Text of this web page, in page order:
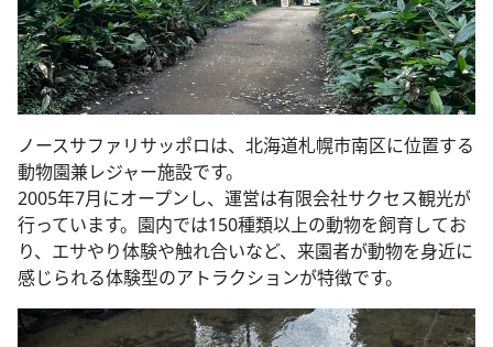
ノースサファリサッポロは、北海道札幌市南区に位置する
動物園兼レジャー施設です。
2005年7月にオープンし、運営は有限会社サクセス観光が
行っています。園内では150種類以上の動物を飼育してお
り、エサやり体験や触れ合いなど、来園者が動物を身近に
感じられる体験型のアトラクションが特徴です。